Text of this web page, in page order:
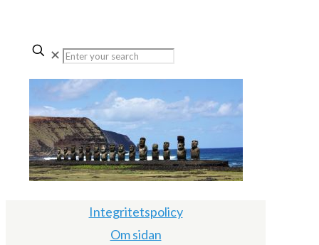
✕
Integritetspolicy
Om sidan